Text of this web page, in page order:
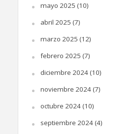
mayo 2025 (10)
abril 2025 (7)
marzo 2025 (12)
febrero 2025 (7)
diciembre 2024(10)
noviembre 2024(7)
octubre 2024(10)
septiembre 2024(4)